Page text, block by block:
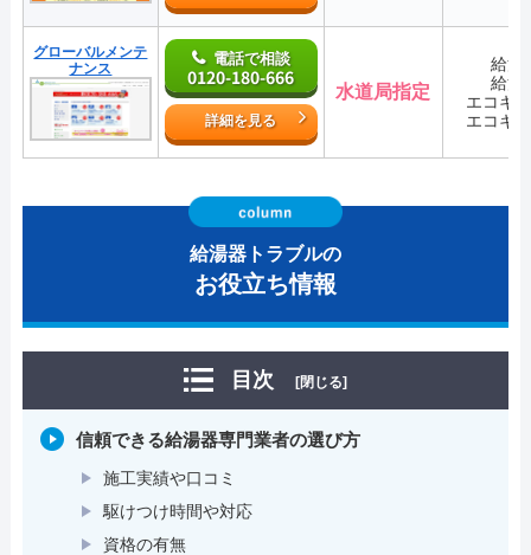
グローバルメンテ
ナンス
電話で相談
0120-180-666
詳細を見る
水道局指定
給湯
給湯
エコキ
エコキ
給湯器トラブルの
お役立ち情報
目次 [閉じる]
信頼できる給湯器専門業者の選び方
施工実績や口コミ
駆けつけ時間や対応
資格の有無